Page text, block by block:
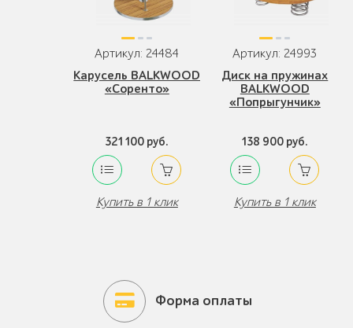
Артикул: 24484
Карусель BALKWOOD
«Соренто»
321 100 руб.
Купить в 1 клик
Артикул: 24993
Диск на пружинах
BALKWOOD
«Попрыгунчик»
138 900 руб.
Купить в 1 клик
Форма оплаты